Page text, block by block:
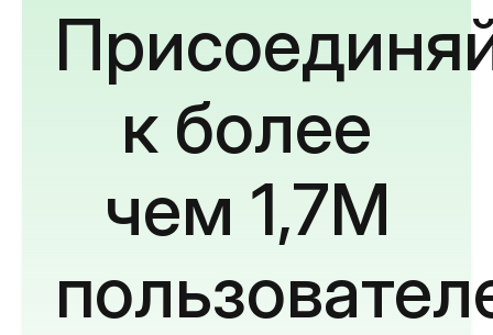
к более
чем 1,7M